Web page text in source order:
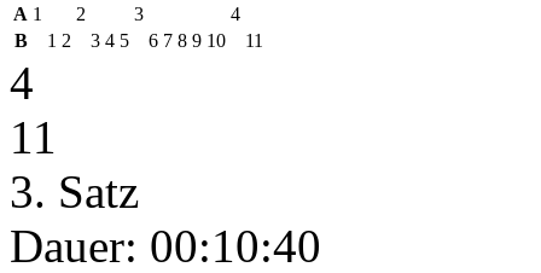
A 1 2 3
4
B
1 2 3 4 5 6 7 8 9 10 11
4
11
3. Satz
Dauer: 00:10:40